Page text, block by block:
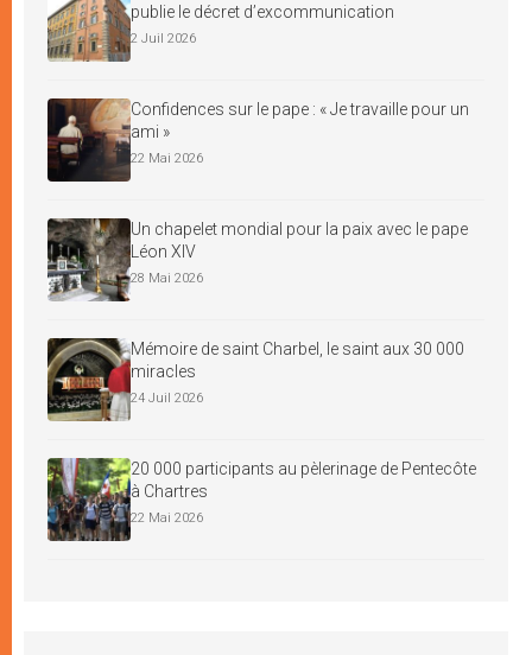
publie le décret d’excommunication
2 Juil 2026
Confidences sur le pape : « Je travaille pour un
ami »
22 Mai 2026
Un chapelet mondial pour la paix avec le pape
Léon XIV
28 Mai 2026
Mémoire de saint Charbel, le saint aux 30 000
miracles
24 Juil 2026
20 000 participants au pèlerinage de Pentecôte
à Chartres
22 Mai 2026